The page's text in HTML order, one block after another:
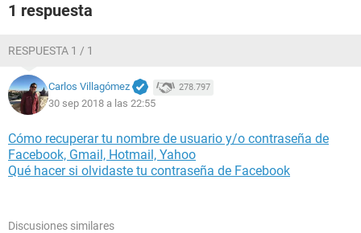
1 respuesta
RESPUESTA 1 / 1
Carlos Villagómez 278.797
30 sep 2018 a las 22:55
Cómo recuperar tu nombre de usuario y/o contraseña de
Facebook, Gmail, Hotmail, Yahoo
Qué hacer si olvidaste tu contraseña de Facebook
Discusiones similares